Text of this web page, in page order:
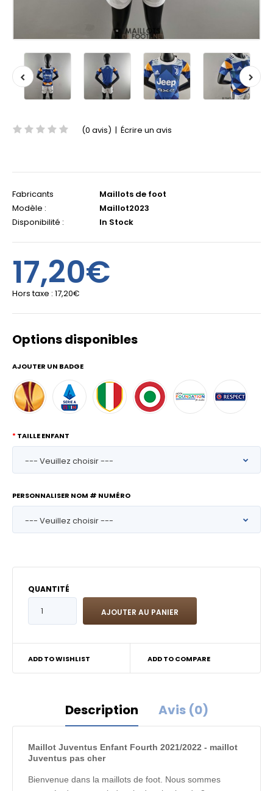
(0 avis) | Écrire un avis
Fabricants
Maillots de foot
Modèle :
Maillot2023
Disponibilité :
In Stock
17,20€
Hors taxe : 17,20€
Options disponibles
AJOUTER UN BADGE
TAILLE ENFANT
PERSONNALISER NOM # NUMÉRO
QUANTITÉ
ADD TO WISHLIST ADD TO COMPARE
Description Avis (0)
Maillot Juventus Enfant Fourth 2021/2022 - maillot
Juventus pas cher
Bienvenue dans la maillots de foot. Nous sommes